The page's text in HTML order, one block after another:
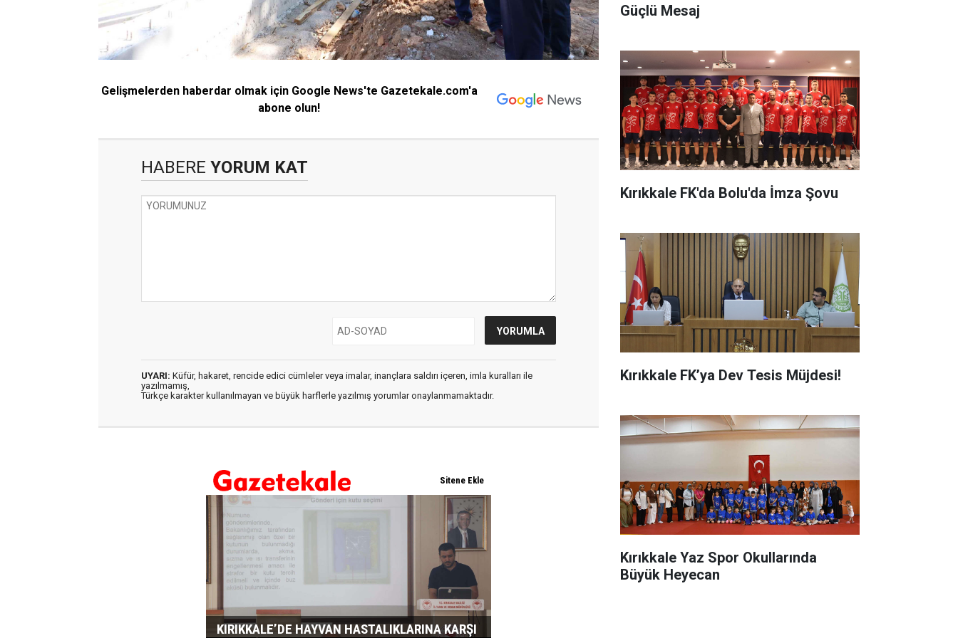
Gelişmelerden haberdar olmak için Google News'te Gazetekale.com'a
abone olun!
HABERE YORUM KAT
UYARI: Küfür, hakaret, rencide edici cümleler veya imalar, inançlara saldırı içeren, imla kuralları ile
yazılmamış,
Türkçe karakter kullanılmayan ve büyük harflerle yazılmış yorumlar onaylanmamaktadır.
Güçlü Mesaj
Kırıkkale FK'da Bolu'da İmza Şovu
Kırıkkale FK’ya Dev Tesis Müjdesi!
Kırıkkale Yaz Spor Okullarında
Büyük Heyecan